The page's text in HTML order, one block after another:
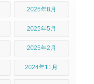
2025年8月
2025年5月
2025年2月
2024年11月